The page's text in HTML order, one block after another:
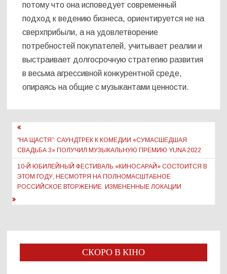
потому что она исповедует современный
подход к ведению бизнеса, ориентируется не на
сверхприбыли, а на удовлетворение
потребностей покупателей, учитывает реалии и
выстраивает долгосрочную стратегию развития
в весьма агрессивной конкурентной среде,
опираясь на общие с музыкантами ценности.
Навигация
по
записям
“НА ЩАСТЯ”: САУНДТРЕК К КОМЕДИИ «СУМАСШЕДШАЯ
СВАДЬБА 3» ПОЛУЧИЛ МУЗЫКАЛЬНУЮ ПРЕМИЮ YUNA 2022
10-Й ЮБИЛЕЙНЫЙ ФЕСТИВАЛЬ «КИНОСАРАЙ» СОСТОИТСЯ В
ЭТОМ ГОДУ, НЕСМОТРЯ НА ПОЛНОМАСШТАБНОЕ
РОССИЙСКОЕ ВТОРЖЕНИЕ. ИЗМЕНЕННЫЕ ЛОКАЦИИ
СКОРО В КІНО